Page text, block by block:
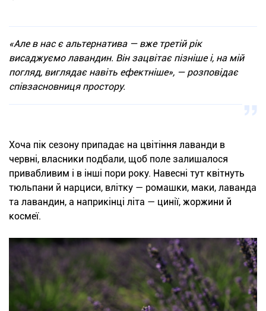
«Але в нас є альтернатива — вже третій рік
висаджуємо лавандин. Він зацвітає пізніше і, на мій
погляд, виглядає навіть ефектніше», — розповідає
співзасновниця простору.
Хоча пік сезону припадає на цвітіння лаванди в
червні, власники подбали, щоб поле залишалося
привабливим і в інші пори року. Навесні тут квітнуть
тюльпани й нарциси, влітку — ромашки, маки, лаванда
та лавандин, а наприкінці літа — цинії, жоржини й
космеї.